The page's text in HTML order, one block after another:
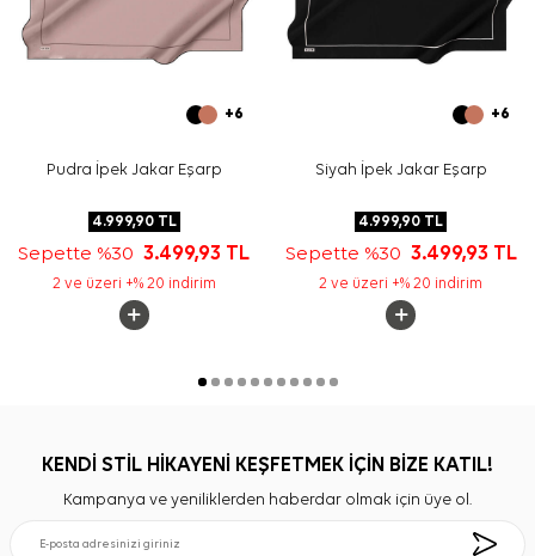
+6
Pudra İpek Jakar Eşarp
4.999,90TL
Sepette %303.499,93 TL
2 ve üzeri +% 20 indirim
+6
Siyah İpek Jakar Eşarp
4.999,90 TL
Sepette %30 3.499,93 TL
2 ve üzeri +% 20 indirim
KENDİ STİL HİKAYENİ KEŞFETMEK İÇİN BİZE KATIL!
Kampanya ve yeniliklerden haberdar olmak için üye ol.